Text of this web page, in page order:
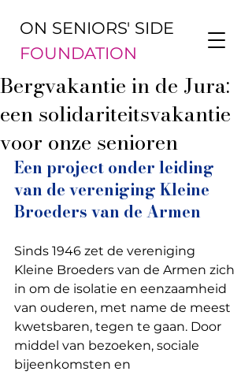
ON SENIORS' SIDE
FOUNDATION
Bergvakantie in de Jura:
een solidariteitsvakantie
voor onze senioren
Een project onder leiding
van de vereniging Kleine
Broeders van de Armen
Sinds 1946 zet de vereniging
Kleine Broeders van de Armen zich
in om de isolatie en eenzaamheid
van ouderen, met name de meest
kwetsbaren, tegen te gaan. Door
middel van bezoeken, sociale
bijeenkomsten en